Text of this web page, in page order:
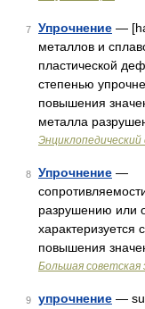
7 Упрочнение —
металлов и
пластической
степенью
повышения
металла
8 Упрочнение — в
разрушению
характеризуется
повышения
Большая советская
9 упрочнение —